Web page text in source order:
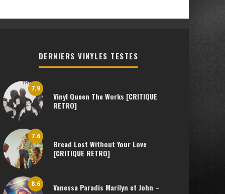
DERNIERS VINYLES TESTES
7.9
Vinyl Queen The Works [CRITIQUE
RETRO]
7.6
Bread Lost Without Your Love
[CRITIQUE RETRO]
8.6
Vanessa Paradis Marilyn et John –